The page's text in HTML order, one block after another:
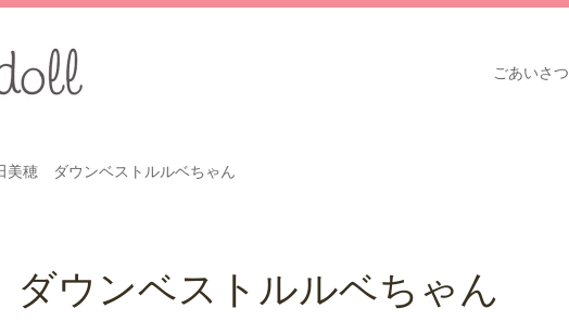
ごあいさつ
美穂 ダウンベストルルベちゃん
ウンベストルルベちゃん